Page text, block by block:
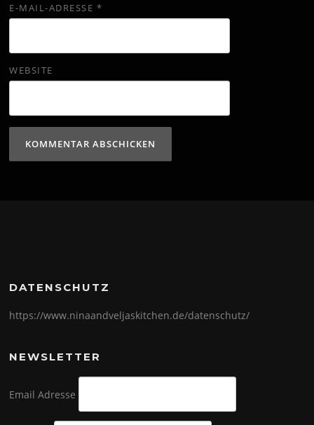
E-MAIL-ADRESSE *
WEBSITE
DATENSCHUTZ
https://www.ninaandveljaskitchen.de/datenschutz/
NEWSLETTER
Email Adresse